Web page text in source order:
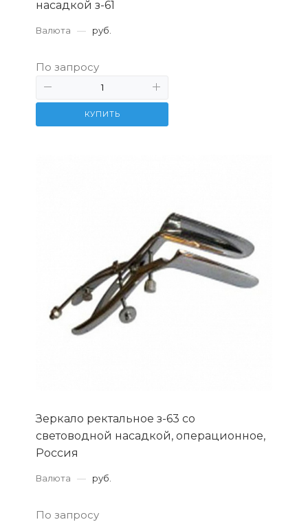
насадкой з-61
Валюта — руб.
По запросу
КУПИТЬ
Зеркало ректальное з-63 со
световодной насадкой, операционное,
Россия
Валюта — руб.
По запросу